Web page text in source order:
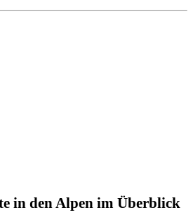
in den Alpen im Überblick